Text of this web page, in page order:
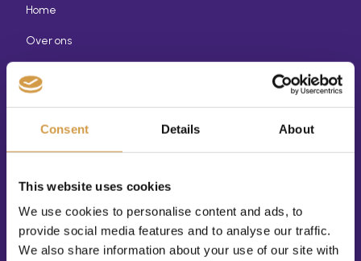
Consent Details About
This website uses cookies
We use cookies to personalise content and ads, to
provide social media features and to analyse our traffic.
We also share information about your use of our site with
Home
Over ons
Contact
Bestemmingen
Afrika
Azië